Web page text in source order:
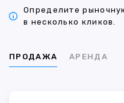
Определите
в несколько кликов.
ПРОДАЖА АРЕНДА